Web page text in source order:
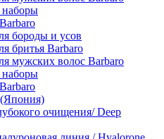
бороды и усов
бритья Barbaro
мужских волос Barbaro
очищения/ Deep